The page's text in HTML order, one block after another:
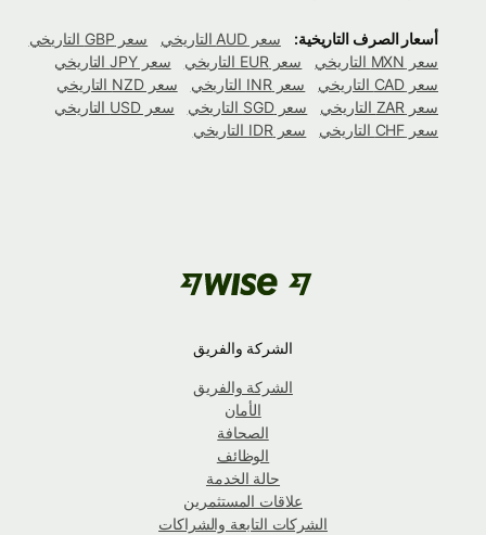
أسعار الصرف التاريخية: سعر AUD التاريخي
سعر GBP التاريخي
سعر MXN التاريخي
سعر EUR التاريخي
سعر JPY التاريخي
سعر CAD التاريخي
سعر INR التاريخي
سعر NZD التاريخي
سعر ZAR التاريخي
سعر SGD التاريخي
سعر USD التاريخي
سعر CHF التاريخي
سعر IDR التاريخي
الشركة والفريق
الشركة والفريق
الأمان
الصحافة
الوظائف
حالة الخدمة
علاقات المستثمرين
الشركات التابعة والشراكات